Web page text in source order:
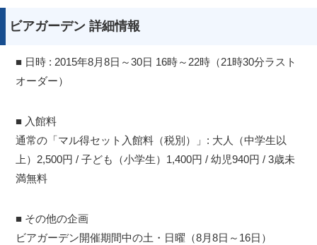
ビアガーデン 詳細情報
■ 日時 : 2015年8月8日～30日 16時～22時（21時30分ラスト
オーダー）
■ 入館料
通常の「マル得セット入館料（税別）」: 大人（中学生以
上）2,500円 / 子ども（小学生）1,400円 / 幼児940円 / 3歳未
満無料
■ その他の企画
ビアガーデン開催期間中の土・日曜（8月8日～16日）